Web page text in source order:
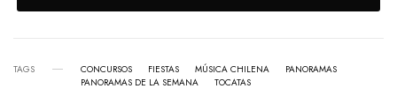
TAGS CONCURSOS FIESTAS MÚSICA CHILENA
PANORAMAS
PANORAMAS DE LA SEMANA
TOCATAS